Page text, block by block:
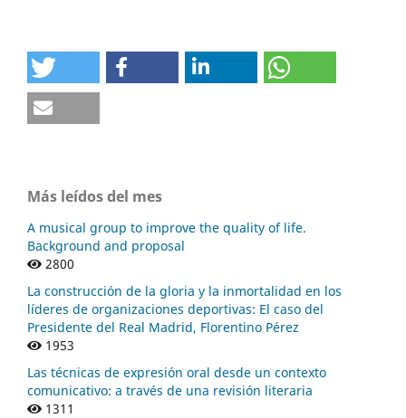
Más leídos del mes
A musical group to improve the quality of life.
Background and proposal
2800
La construcción de la gloria y la inmortalidad en los
líderes de organizaciones deportivas: El caso del
Presidente del Real Madrid, Florentino Pérez
1953
Las técnicas de expresión oral desde un contexto
comunicativo: a través de una revisión literaria
1311